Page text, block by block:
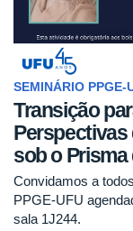
SEMINÁRIO PPGE-
Transição
Perspectivas
sob o Prisma
Convidamos a
PPGE-UFU
sala 1J244.